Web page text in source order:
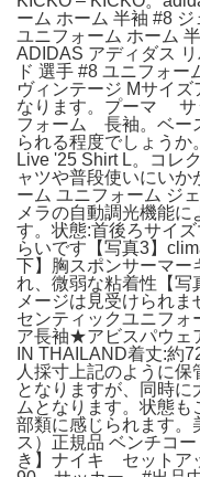
ーム ホーム 半袖 #8
ユニフォーム ホーム
ADIDAS アディダス
ド 選手 #8 ユニフォ
ヴィンテージ Mサイ
なります。プーマ サ
フォーム 長袖。ベー
られる程度でしょう
Live '25 Shirt L。コレ
ャツや普段使いにいか
ーム ユニフォーム ジ
メラの自動調光機能
す。状態:首後ろサイ
らいです【写真3】
下】胸スポンサーマー
れ、微弱な粘着性【写
メージは見受けられ
センティックユニフォ
ア長袖★アビスパウ
IN THAILAND着丈:約
人採寸上記のように
となりますが、同時
ムとなります。状態
部類に感じられます。
ス）正規品 ベンチコ
き】ナイキ セット